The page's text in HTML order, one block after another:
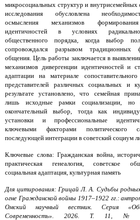
микросоциальных структур и внутрисемейных
исследования обусловлена
осмысления механизмов
идентичностей в условиях
общественного порядка, когда выбор
сопровождался разрывом традиционных
общения. Цель работы заключается в
механизмов дивергенции идентичностей и
адаптации на материале
представителей различных социальных и
результате установлено, что семейная
лишь исходные рамки социализации, но
окончательный выбор, тогда как
установки и профессиональные
ключевыми факторами политического
последующей интеграции в советский социум
Ключевые слова: Гражданская война,
практическая генеалогия, советское
социальная адаптация, культурная память
Для цитирования: Грицай Л. А. Судьбы
огне Гражданской войны 1917–1922 гг.:
Омский научный вестник. Серия
Современность». 2026. Т. 11,